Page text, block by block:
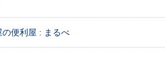
の便利屋 : まるべ